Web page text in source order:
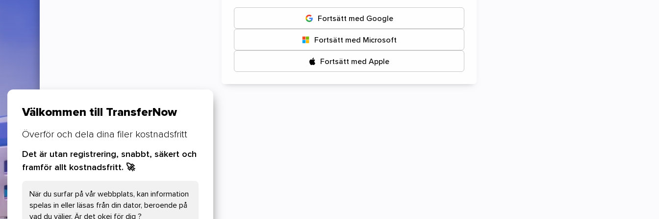
Starta
Fortsätt med Google
Fortsätt med Microsoft
Fortsätt med Apple
Välkommen till TransferNow
Överför och dela dina filer kostnadsfritt
Det är utan registrering, snabbt, säkert och
framför allt kostnadsfritt. 🚀
När du surfar på vår webbplats, kan information
spelas in eller läsas från din dator, beroende på
vad du väljer. Är det okej för dig ?
Dina cookie-preferenser
Väsentliga cookies